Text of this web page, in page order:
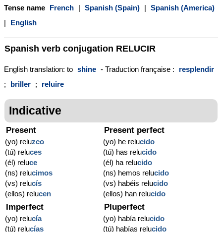
Tense name French | Spanish (Spain) | Spanish (America)
|
English
Spanish verb conjugation RELUCIR
English translation: to shine - Traduction française :
resplendir
;
briller ; reluire
Indicative
Present
(yo) reluzco
(tú) reluces
(él) reluce
(ns) relucimos
(vs) relucís
(ellos) relucen
Present perfect
(yo) he relucido
(tú) has relucido
(él) ha relucido
(ns) hemos relucido
(vs) habéis relucido
(ellos) han relucido
Imperfect
(yo) relucía
(tú) relucías
Pluperfect
(yo) había relucido
(tú) habías relucido